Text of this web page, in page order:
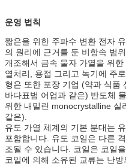
운영 법칙
짧은을 위한 주파수 변환 전자
의 원리에 근거를 둔 비항속 범
개조해서 금속 물자 가열을 위
열처리, 용접 그리고 녹기에 주
형은 또한 포장 기업 (약과 식품
바다표범 어업과 같은) 반도체
위한 내밀린 monocrystalline 실
같은).
유도 가열 체계의 기본 분대는
포함합니다. 유도 코일은 다른
조될 수 있습니다. 코일은 코일
코일에 의해 소유된 교류는 난